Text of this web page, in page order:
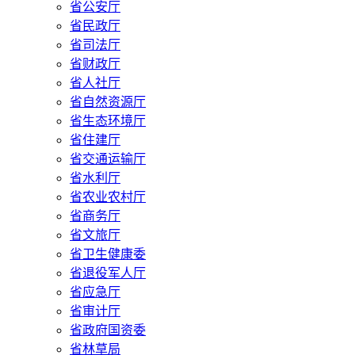
省公安厅
省民政厅
省司法厅
省财政厅
省人社厅
省自然资源厅
省生态环境厅
省住建厅
省交通运输厅
省水利厅
省农业农村厅
省商务厅
省文旅厅
省卫生健康委
省退役军人厅
省应急厅
省审计厅
省政府国资委
省林草局